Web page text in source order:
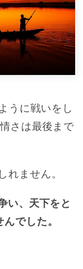
うに戦いをし
さは最後まで
れません。
い、天下をと
でした。